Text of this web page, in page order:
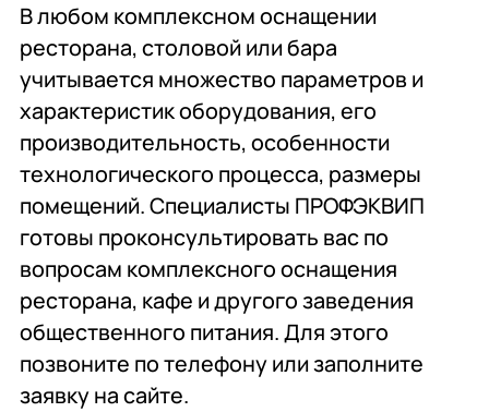
В любом комплексном оснащении
ресторана, столовой или бара
учитывается множество параметров и
характеристик оборудования, его
производительность, особенности
технологического процесса, размеры
помещений. Специалисты ПРОФЭКВИП
готовы проконсультировать вас по
вопросам комплексного оснащения
ресторана, кафе и другого заведения
общественного питания. Для этого
позвоните по телефону или заполните
заявку на сайте.